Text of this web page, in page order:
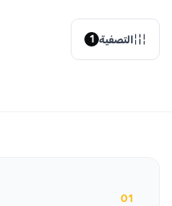
التصفية 1
01